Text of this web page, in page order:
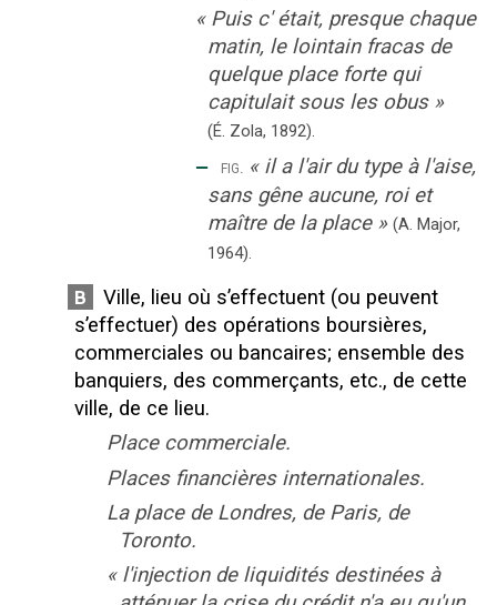
« Puis c' était, presque chaque
matin, le lointain fracas de
quelque place forte qui
capitulait sous les obus »
(É. Zola, 1892).
‒ fig. « il a l'air du type à l'aise,
sans gêne aucune, roi et
maître de la place » (A. Major,
1964).
B
Ville, lieu où s’effectuent (ou peuvent
s’effectuer) des opérations boursières,
commerciales ou bancaires; ensemble des
banquiers, des commerçants, etc., de cette
ville, de ce lieu.
Place commerciale.
Places financières internationales.
La place de Londres, de Paris, de
Toronto.
« l'injection de liquidités destinées à